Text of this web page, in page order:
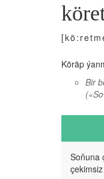
Köräp
Bir
Soňuna